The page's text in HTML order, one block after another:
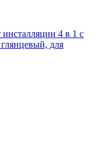
4 в 1 с
для